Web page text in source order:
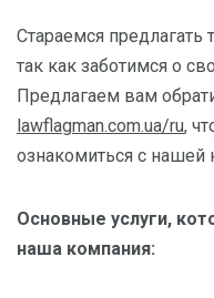
Стараемся предлагать
так как заботимся о
Предлагаем вам
lawflagman.com.ua/ru,
ознакомиться с нашей
Основные услуги,
наша компания: